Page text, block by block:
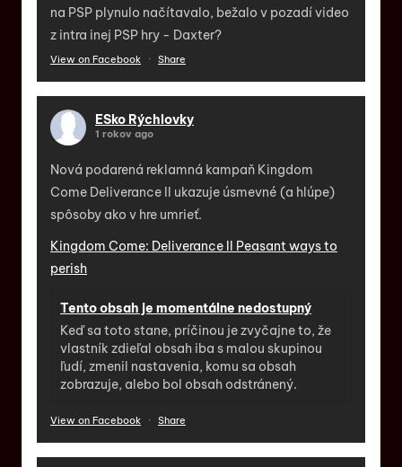
na PSP plynulo načítavalo, bežalo v pozadí video
z intra inej PSP hry - Daxter?
View on Facebook · Share
ESko Rýchlovky
1 rokov ago
Nová podarená reklamná kampaň Kingdom
Come Deliverance II ukazuje úsmevné (a hlúpe)
spôsoby ako v hre umrieť.
Kingdom Come: Deliverance II Peasant ways to
perish
Tento obsah je momentálne nedostupný
Keď sa toto stane, príčinou je zvyčajne to, že
vlastník zdieľal obsah iba s malou skupinou
ľudí, zmenil nastavenia, komu sa obsah
zobrazuje, alebo bol obsah odstránený.
View on Facebook · Share